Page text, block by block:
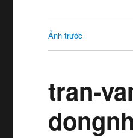
Ảnh trước
tran-